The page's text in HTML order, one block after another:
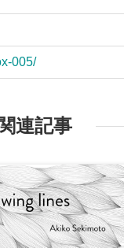
005/
連記事